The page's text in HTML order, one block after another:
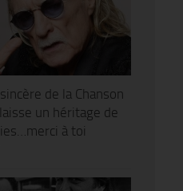
de la Chanson
un héritage de
à toi